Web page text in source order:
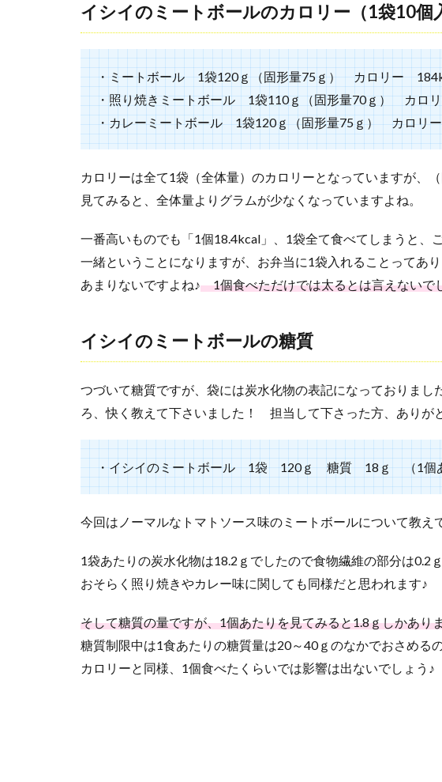
め
は？
通販
やお
取り
寄せ
を紹
介
三育
ズ
大豆
ボー
む
ら
ふミ
ート
ボー
ル
2.3
マー
ク
3
ま
と
イシイのミートボールのカロリー（1袋10個
・ミートボール 1袋120ｇ（固形量75ｇ） カロリー
・照り焼きミートボール 1袋110ｇ（固形量70ｇ） カロ
・カレーミートボール 1袋120ｇ（固形量75ｇ） カロリ
カロリーは全て1袋（全体量）のカロリーとなっていますが、
見てみると、全体量よりグラムが少なくなっていますよね。
一番高いものでも「1個18.4kcal」、1袋全て食べてしまうと、
一緒ということになりますが、お弁当に1袋入れることってあり
あまりないですよね♪1個食べただけでは太るとは言えないで
イシイのミートボールの糖質
つづいて糖質ですが、袋には炭水化物の表記になっておりまし
ろ、快く教えて下さいました！ 担当して下さった方、ありが
・イシイのミートボール 1袋 120ｇ 糖質 18ｇ （1個
今回はノーマルなトマトソース味のミートボールについて教え
1袋あたりの炭水化物は18.2ｇでしたので食物繊維の部分は0.2
おそらく照り焼きやカレー味に関しても同様だと思われます♪
そして糖質の量ですが、1個あたりを見てみると1.8ｇしかあり
糖質制限中は1食あたりの糖質量は20～40ｇのなかでおさめる
カロリーと同様、1個食べたくらいでは影響は出ないでしょう♪